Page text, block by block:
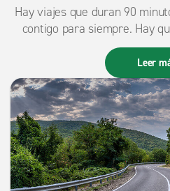
Hay viajes que duran 90
contigo para siempre. Hay
partido. Y hay quienes
mucho más grande. Una ciudad te
se convierte en varios. Y un partido termina siendo solo
una parte de todo lo que
Futboleras. De descubrir
termina cuando
Leer